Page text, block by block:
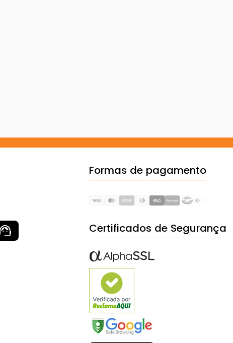
Formas de pagamento
Certificados de Segurança